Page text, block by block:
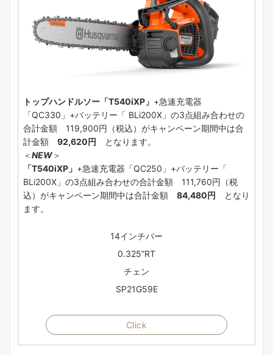
トップハンドルソー「T540iXP」 +急速充電器
「QC330」+バッテリー「 BLi200X」の3点組み合わせの
合計金額 119,900円（税込）がキャンペーン期間中は合
計金額 92,620円 となります。
＜NEW＞
「T540iXP」 +急速充電器「QC250」+バッテリー「
BLi200X」の3点組み合わせの合計金額 111,760円（税
込）がキャンペーン期間中は合計金額 84,480円 となり
ます。
14インチバー
0.325”RT
チェン
SP21G59E
Click